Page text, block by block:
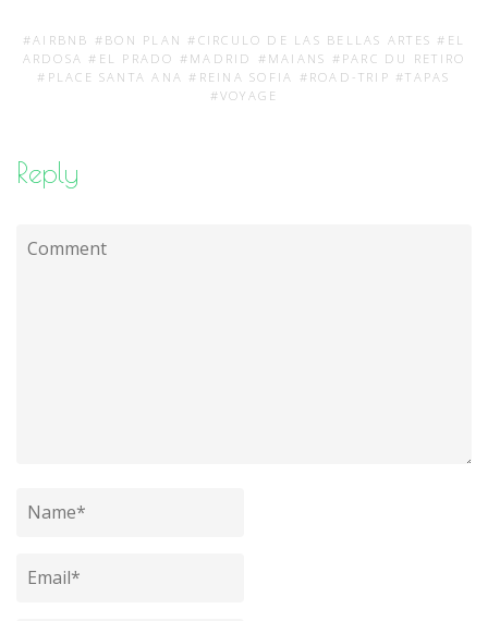
#AIRBNB # BON PLAN # CIRCULO DE LAS BELLAS ARTES # EL
ARDOSA # EL PRADO # MADRID # MAIANS # PARC DU RETIRO
# PLACE SANTA ANA # REINA SOFIA # ROAD-TRIP #TAPAS
#VOYAGE
Reply